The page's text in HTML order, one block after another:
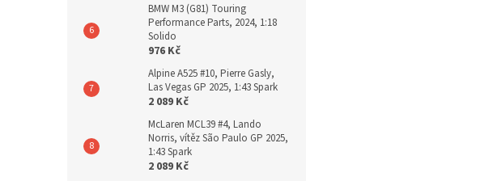
BMW M3 (G81) Touring
Performance Parts, 2024, 1:18
Solido
976 Kč
Alpine A525 #10, Pierre Gasly,
Las Vegas GP 2025, 1:43 Spark
2 089 Kč
McLaren MCL39 #4, Lando
Norris, vítěz São Paulo GP 2025,
1:43 Spark
2 089 Kč